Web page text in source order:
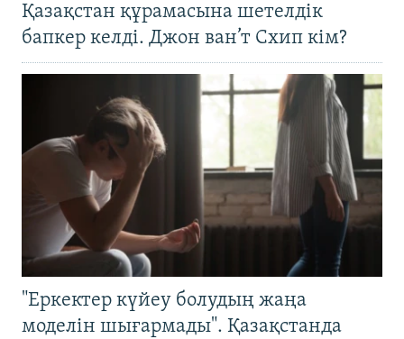
Қазақстан құрамасына шетелдік
бапкер келді. Джон ван’т Схип кім?
"Еркектер күйеу болудың жаңа
моделін шығармады". Қазақстанда